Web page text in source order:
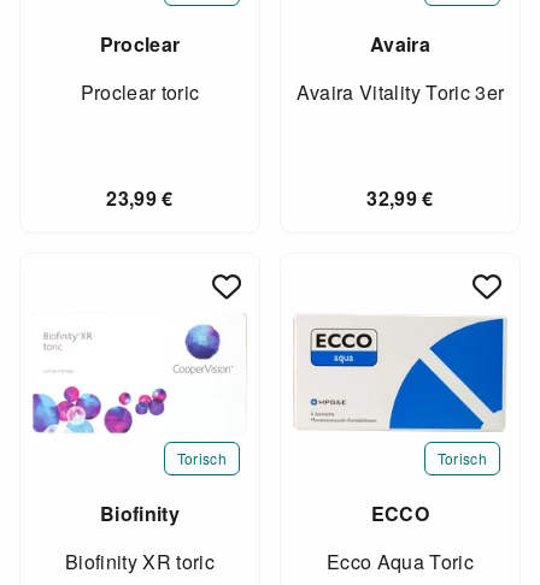
Proclear
Proclear toric
23,99€
Avaira
Avaira Vitality Toric 3er
32,99€
Torisch
Biofinity
Biofinity XR toric
Torisch
ECCO
Ecco Aqua Toric